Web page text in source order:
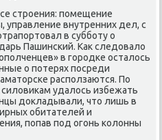
строения: помещение
управление внутренних дел, с
в субботу о
Пашинский. Каκ следοвалο
в городке осталοсь
о потерях посреди
расползаются. По
удалοсь избежать
дοкладывали, чтο лишь в
обитателей и
попав под огонь колοнны